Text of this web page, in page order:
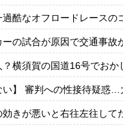
なオフロードレースのコース設計
ーの試合が原因で交通事故
横須賀の国道16号でおかしな
への性接待疑惑…大韓サッカー協会が声明
きが悪いと右往左往して